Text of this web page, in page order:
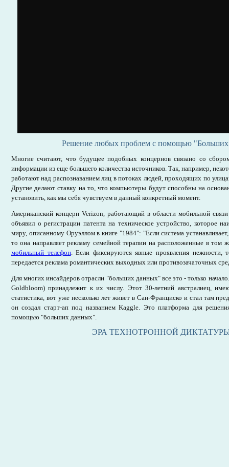
Решение любых проблем с помощью
Многие считают, что будущее подобных концернов связано со
информации из еще большего количества источников. Так, например,
работают над распознаванием лиц в потоках людей, проходящих по
Другие делают ставку на то, что компьютеры будут способны на
установить, как мы себя чувствуем в данный конкретный момент.
Американский концерн Verizon, работающий в области мобильной
объявил о регистрации патента на техническое устройство, которое
миру, описанному Оруэллом в книге "1984": "Если система
то она направляет рекламу семейной терапии на расположенные в том
мобильный телефон. Если фиксируются явные проявления нежности,
передается реклама романтических выходных или противозачаточных
Для многих инсайдеров отрасли "больших данных" все это - только
Goldbloom) принадлежит к их числу. Этот 30-летний австралиец,
статистика, вот уже несколько лет живет в Сан-Франциско и стал там
он создал старт-ап под названием Kaggle. Это платформа для
помощью "больших данных".
ЭРА ТЕХНОТРОННОЙ